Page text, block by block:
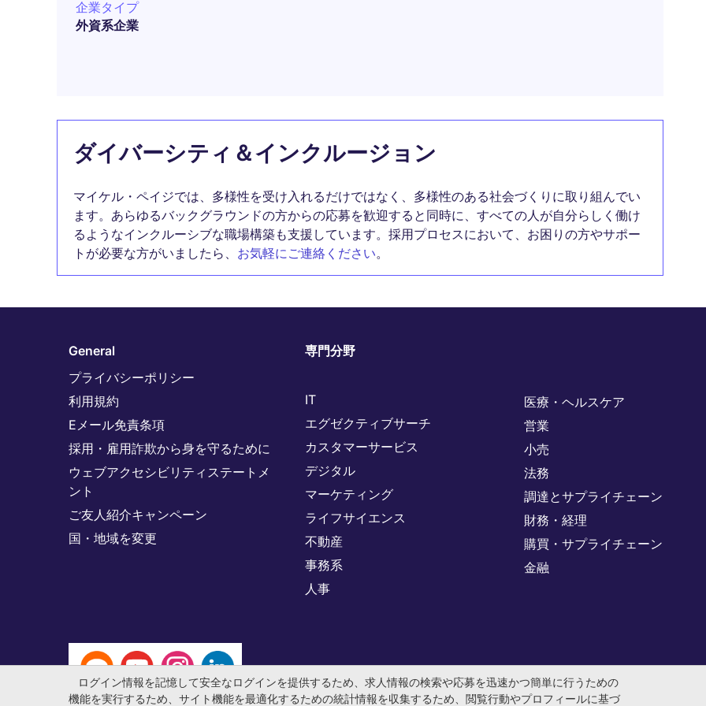
企業タイプ
外資系企業
ダイバーシティ＆インクルージョン
マイケル・ペイジでは、多様性を受け入れるだけではなく、多様性のある社会づくりに取り組んでい
ます。あらゆるバックグラウンドの方からの応募を歓迎すると同時に、すべての人が自分らしく働け
るようなインクルーシブな職場構築も支援しています。採用プロセスにおいて、お困りの方やサポー
トが必要な方がいましたら、 お気軽にご連絡ください。
General
プライバシーポリシー
利用規約
Eメール免責条項
採用・雇用詐欺から身を守るために
ウェブアクセシビリティステートメ
ント
ご友人紹介キャンペーン
国・地域を変更
専門分野
IT
エグゼクティブサーチ
カスタマーサービス
デジタル
マーケティング
ライフサイエンス
不動産
事務系
人事
医療・ヘルスケア
営業
小売
法務
調達とサプライチェーン
財務・経理
購買・サプライチェーン
金融
ログイン情報を記憶して安全なログインを提供するため、求人情報の検索や応募を迅速かつ簡単に行うための
機能を実行するため、サイト機能を最適化するための統計情報を収集するため、閲覧行動やプロフィールに基づ